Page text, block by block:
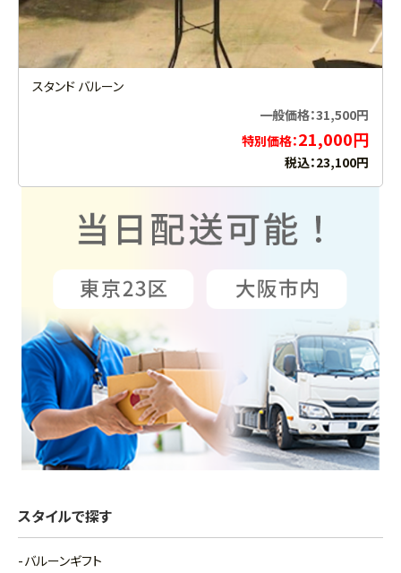
スタンド バルーン
一般価格：31,500円
特別価格：21,000円
税込：23,100円
スタイルで探す
バルーンギフト